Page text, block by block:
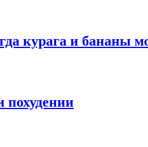
курага и бананы
похудении